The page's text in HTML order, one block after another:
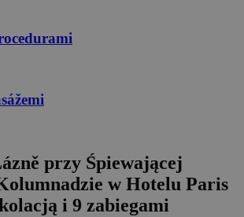
przy Śpiewającej
w Hotelu Paris
i 9 zabiegami